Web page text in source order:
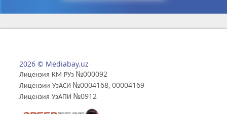
2026 © Mediabay.uz
Лицензия КМ РУз №000092
Лицензии УзАСИ №0004168, 00004169
Лицензия УзАПИ №0912